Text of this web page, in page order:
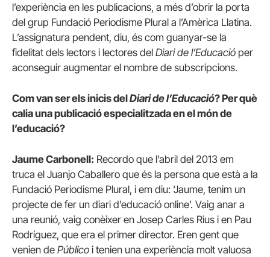
l’experiència en les publicacions, a més d’obrir la porta
del grup Fundació Periodisme Plural a l’Amèrica Llatina.
L’assignatura pendent, diu, és com guanyar-se la
fidelitat dels lectors i lectores del Diari de l’Educació per
aconseguir augmentar el nombre de subscripcions.
Com van ser els inicis delDiari de l’Educació? Per què
calia una publicació especialitzada en el món de
l’educació?
Jaume Carbonell: Recordo que l’abril del 2013 em
truca el Juanjo Caballero que és la persona que està a la
Fundació Periodisme Plural, i em diu: ‘Jaume, tenim un
projecte de fer un diari d’educació online’. Vaig anar a
una reunió, vaig conèixer en Josep Carles Rius i en Pau
Rodríguez, que era el primer director. Eren gent que
venien de Público i tenien una experiència molt valuosa